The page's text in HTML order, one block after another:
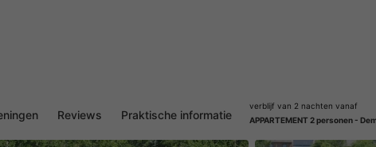
Reviews Praktische informatie
verblijf van 2 nachten vanaf